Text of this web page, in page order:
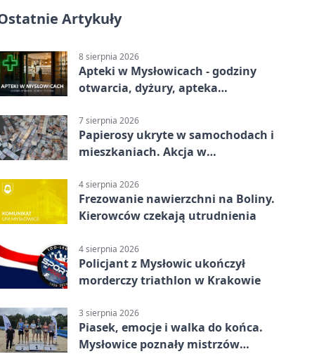
Artykuły
8 sierpnia 2026
Apteki w Mysłowicach - godziny
otwarcia, dyżury, apteka
7 sierpnia 2026
Papierosy ukryte w samochodach i
mieszkaniach. Akcja w
4 sierpnia 2026
Frezowanie nawierzchni na Boliny.
Kierowców czekają utrudnienia
4 sierpnia 2026
Policjant z Mysłowic ukończył
morderczy triathlon w Krakowie
3 sierpnia 2026
Piasek, emocje i walka do końca.
Mysłowice poznały mistrzów